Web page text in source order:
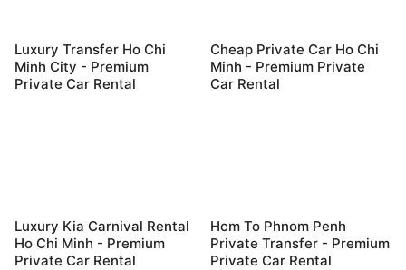
Luxury Transfer Ho Chi
Minh City - Premium
Private Car Rental
Cheap Private Car Ho Chi
Minh - Premium Private
Car Rental
Luxury Kia Carnival Rental
Ho Chi Minh - Premium
Private Car Rental
Hcm To Phnom Penh
Private Transfer - Premium
Private Car Rental